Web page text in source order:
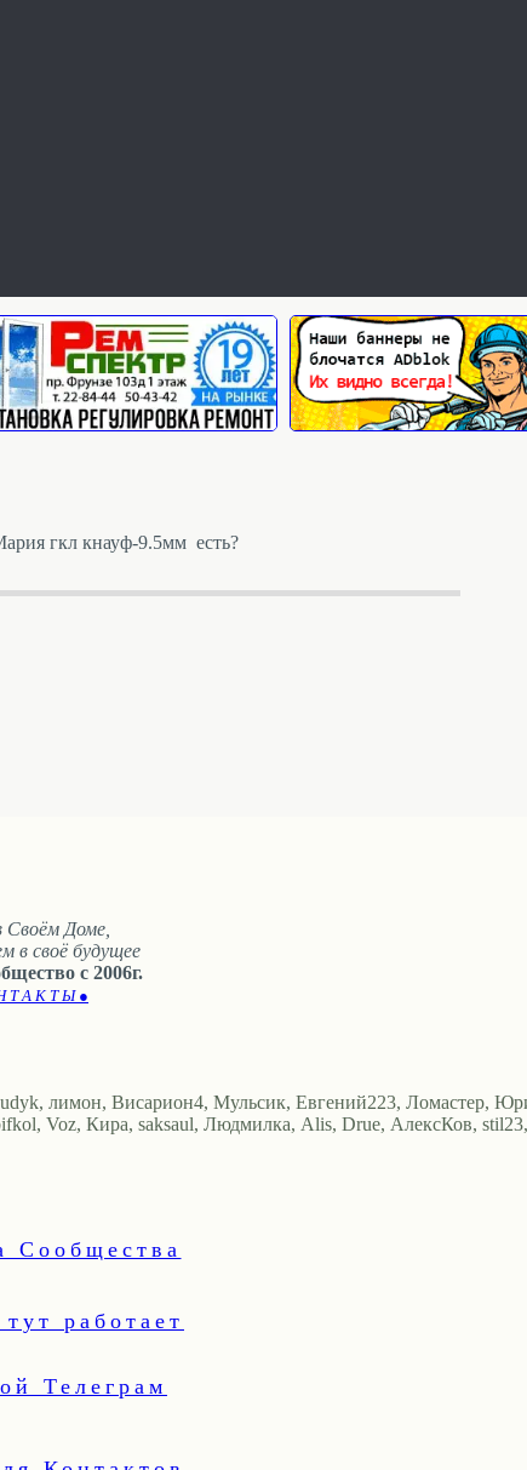
гкл кнауф-9.5мм есть?
Доме,
в своё будущее
с 2006г.
Т А К Т Ы ●
лимон, Висариoн4, Мульсик, Евгений223, Ломастер,
Voz, Кира, saksaul, Людмилка, Alis, Drue, АлексКов,
Сообщества
работает
Телеграм